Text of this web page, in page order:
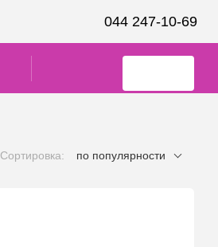
044 247-10-69
Сортировка: по популярности